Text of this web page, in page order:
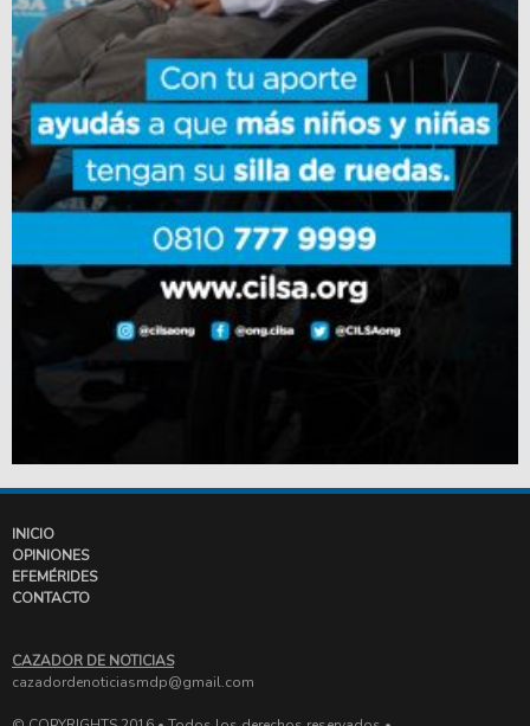
INICIO
OPINIONES
EFEMÉRIDES
CONTACTO
CAZADOR DE NOTICIAS
cazadordenoticiasmdp@gmail.com